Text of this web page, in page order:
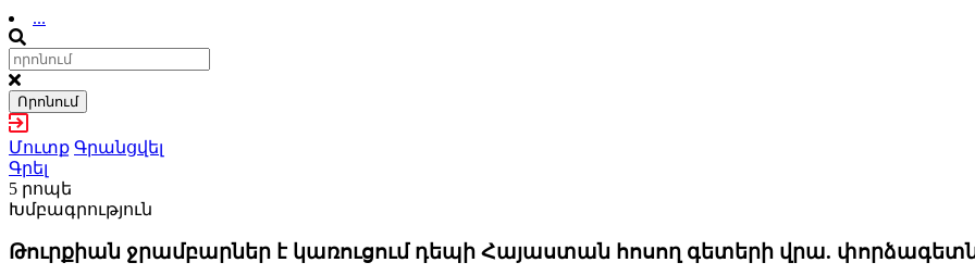
...
Որոնում
Մուտք Գրանցվել
Գրել
5 րոպե
Խմբագրություն
Թուրքիան ջրամբարներ է կառուցում դեպի Հայաստան հոսող գետերի վրա.